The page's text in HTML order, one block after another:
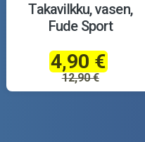
Takavilkku, vasen,
Fude Sport
4,90 €
12,90 €